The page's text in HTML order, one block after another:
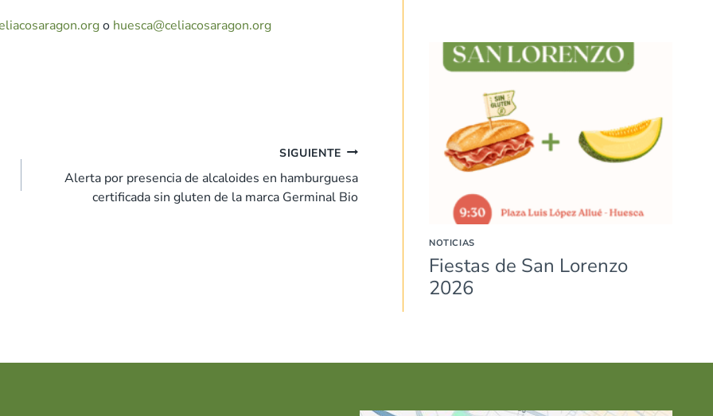
o huesca@celiacosaragon.org
SIGUIENTE
Alerta por presencia de alcaloides en hamburguesa
certificada sin gluten de la marca Germinal Bio
NOTICIAS
Fiestas de San Lorenzo
2026